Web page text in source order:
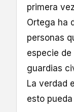
primera
Ortega ha
personas
especie
guardias
La verdad
esto